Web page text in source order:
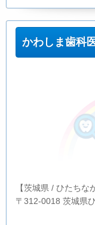
かわしま歯科
【茨城県 / ひたちな
〒312-0018 茨城県